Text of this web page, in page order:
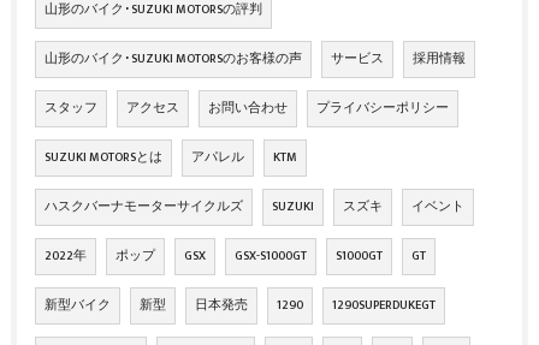
山形のバイク･SUZUKI MOTORSの評判
山形のバイク･SUZUKI MOTORSのお客様の声 サービス 採用情報
スタッフ アクセス お問い合わせ プライバシーポリシー
SUZUKI MOTORSとは アパレル KTM
ハスクバーナモーターサイクルズ SUZUKI スズキ イベント
2022年 ポップ GSX GSX-S1000GT S1000GT GT
新型バイク 新型 日本発売 1290 1290SUPERDUKEGT